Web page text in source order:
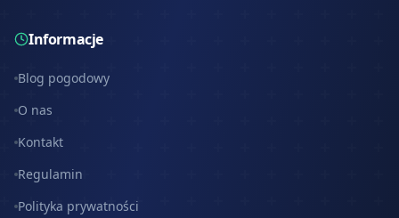
Informacje
Blog pogodowy
O nas
Kontakt
Regulamin
Polityka prywatności